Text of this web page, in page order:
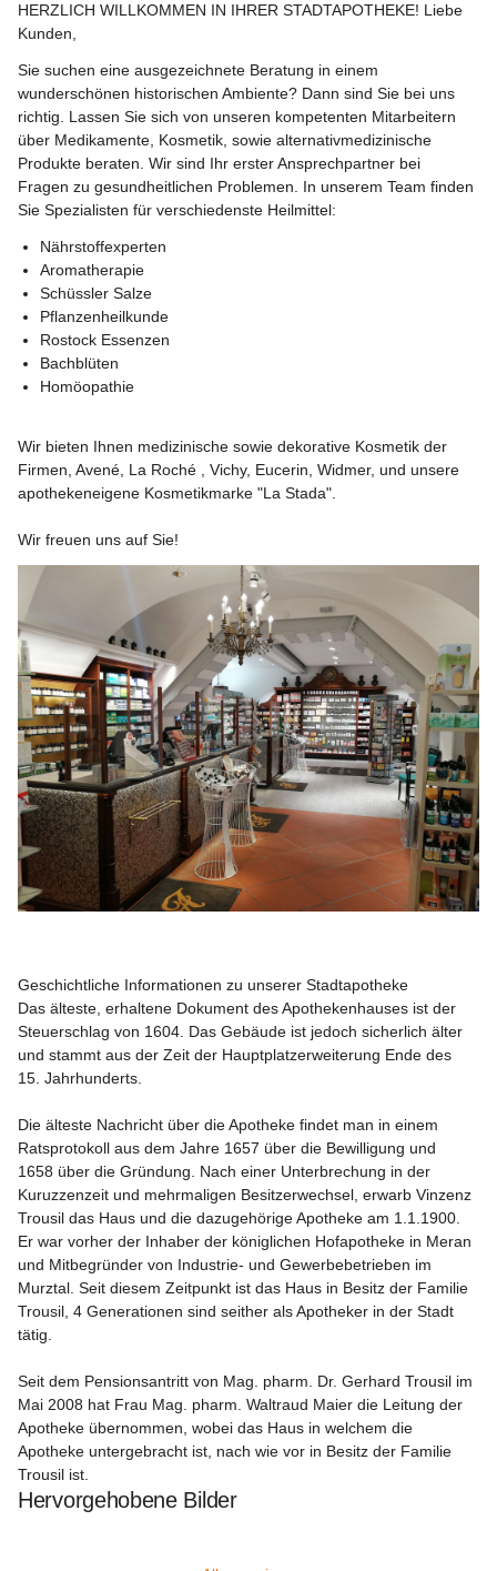
HERZLICH WILLKOMMEN IN IHRER STADTAPOTHEKE! Liebe
Kunden,
Sie suchen eine ausgezeichnete Beratung in einem
wunderschönen historischen Ambiente? Dann sind Sie bei uns
richtig. Lassen Sie sich von unseren kompetenten Mitarbeitern
über Medikamente, Kosmetik, sowie alternativmedizinische
Produkte beraten. Wir sind Ihr erster Ansprechpartner bei
Fragen zu gesundheitlichen Problemen. In unserem Team finden
Nährstoffexperten
Aromatherapie
Schüssler Salze
Pflanzenheilkunde
Rostock Essenzen
Bachblüten
Homöopathie
Wir bieten Ihnen medizinische sowie dekorative Kosmetik der
Firmen, Avené, La Roché , Vichy, Eucerin, Widmer, und unsere
apothekeneigene Kosmetikmarke "La Stada".
Geschichtliche Informationen zu unserer Stadtapotheke
Das älteste, erhaltene Dokument des Apothekenhauses ist der
Steuerschlag von 1604. Das Gebäude ist jedoch sicherlich älter
und stammt aus der Zeit der Hauptplatzerweiterung Ende des
15. Jahrhunderts.
Die älteste Nachricht über die Apotheke findet man in einem
Ratsprotokoll aus dem Jahre 1657 über die Bewilligung und
1658 über die Gründung. Nach einer Unterbrechung in der
Kuruzzenzeit und mehrmaligen Besitzerwechsel, erwarb Vinzenz
Trousil das Haus und die dazugehörige Apotheke am 1.1.1900.
Er war vorher der Inhaber der königlichen Hofapotheke in Meran
und Mitbegründer von Industrie- und Gewerbebetrieben im
Murztal. Seit diesem Zeitpunkt ist das Haus in Besitz der Familie
Trousil, 4 Generationen sind seither als Apotheker in der Stadt
tätig.
Seit dem Pensionsantritt von Mag. pharm. Dr. Gerhard Trousil im
Mai 2008 hat Frau Mag. pharm. Waltraud Maier die Leitung der
Apotheke übernommen, wobei das Haus in welchem die
Apotheke untergebracht ist, nach wie vor in Besitz der Familie
Trousil ist.
Hervorgehobene Bilder